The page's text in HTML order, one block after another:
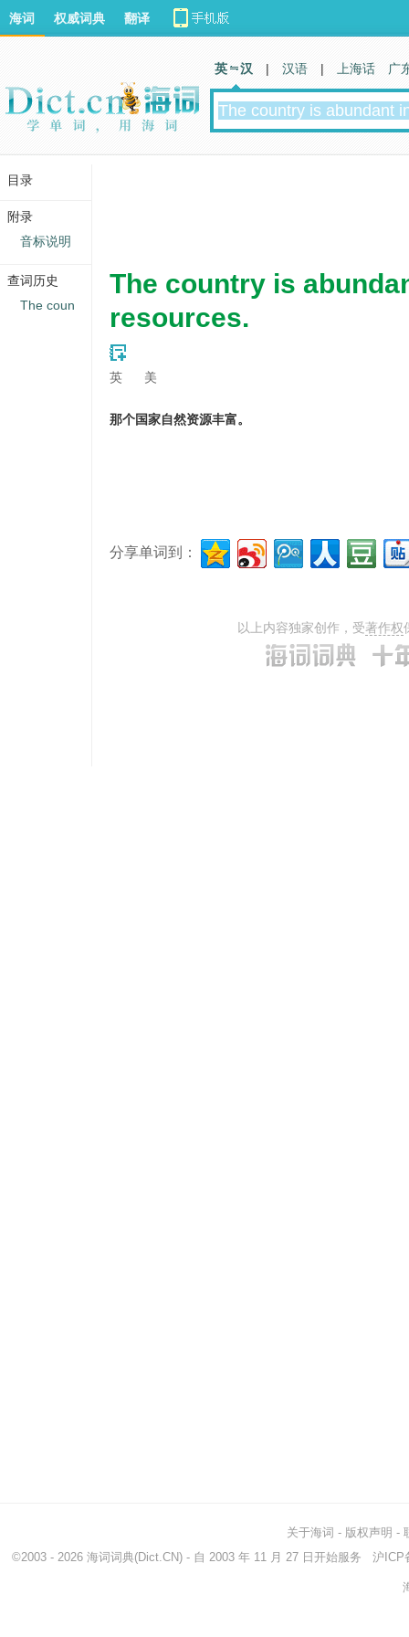
The country is
resources.
英 美
那个国家自然资源丰富。
分享单词到：
以上内容独家创作，受著作权
海词 权威词典 翻译
英 汉 | 汉语 | 上海话 广
关于海词 - 版权声明 -
©2003 - 2026 海词词典(Dict.CN) - 自 2003 年 11 月 27 日开始服务 沪ICP
目录
附录
音标说明
查词历史
The coun